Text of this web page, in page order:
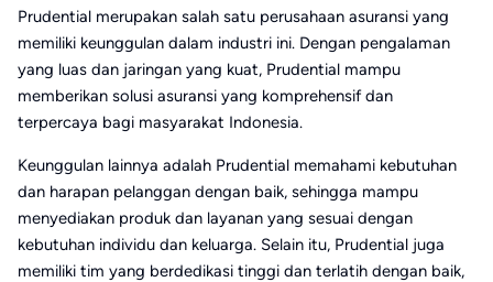
Prudential merupakan salah satu perusahaan asuransi yang
memiliki keunggulan dalam industri ini. Dengan pengalaman
yang luas dan jaringan yang kuat, Prudential mampu
memberikan solusi asuransi yang komprehensif dan
terpercaya bagi masyarakat Indonesia.
Keunggulan lainnya adalah Prudential memahami kebutuhan
dan harapan pelanggan dengan baik, sehingga mampu
menyediakan produk dan layanan yang sesuai dengan
kebutuhan individu dan keluarga. Selain itu, Prudential juga
memiliki tim yang berdedikasi tinggi dan terlatih dengan baik,